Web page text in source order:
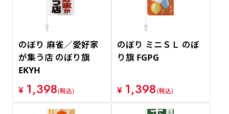
のぼり 麻雀／愛好家
が集う店 のぼり旗
EKYH
¥ 1,398(税込)
のぼり ミニＳＬ のぼ
り旗 FGPG
¥ 1,398(税込)